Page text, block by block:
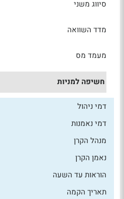
סיווג משני
מדד השוואה
מעמד מס
חשיפה למניות
דמי ניהול
דמי נאמנות
מנהל הקרן
נאמן הקרן
הוראות עד השעה
תאריך הקמה